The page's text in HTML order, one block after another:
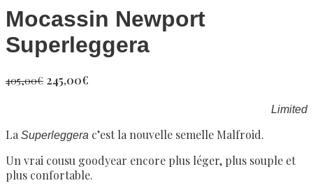
Mocassin Newport
Superleggera
405,00€ 245,00€
Limited
La Superleggera c’est la nouvelle semelle Malfroid.
Un vrai cousu goodyear encore plus léger, plus souple et
plus confortable.